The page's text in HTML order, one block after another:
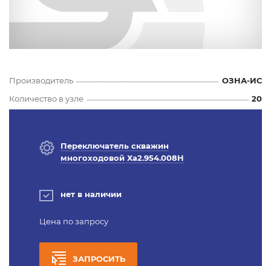
Производитель
ОЗНА-ИС
Количество в узле
20
Переключатель скважин
многоходовой Ха2.954.008Н
нет в наличии
Цена по запросу
ЗАПРОСИТЬ